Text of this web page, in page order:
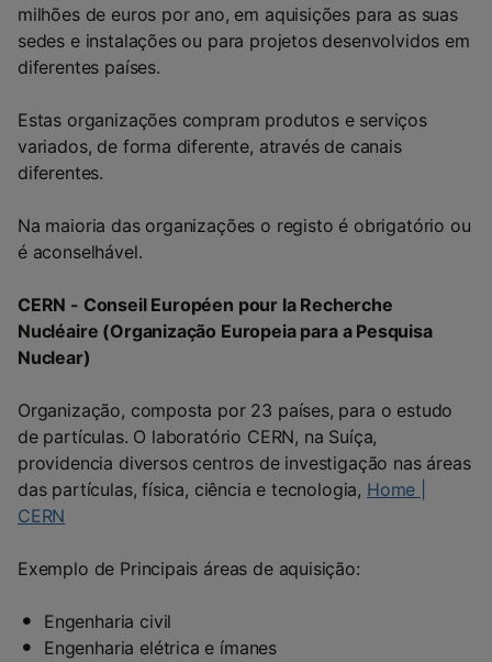
milhões de euros por ano, em aquisições para as suas
sedes e instalações ou para projetos desenvolvidos em
diferentes países.
Estas organizações compram produtos e serviços
variados, de forma diferente, através de canais
diferentes.
Na maioria das organizações o registo é obrigatório ou
é aconselhável.
CERN - Conseil Européen pour la Recherche
Nucléaire (Organização Europeia para a Pesquisa
Nuclear)
Organização, composta por 23 países, para o estudo
de partículas. O laboratório CERN, na Suíça,
providencia diversos centros de investigação nas áreas
das partículas, física, ciência e tecnologia, Home |
CERN
Exemplo de Principais áreas de aquisição:
Engenharia civil
Engenharia elétrica e ímanes